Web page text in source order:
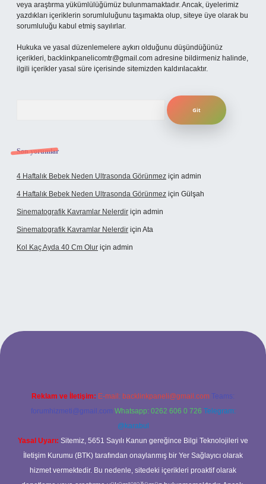
veya araştırma yükümlülüğümüz bulunmamaktadır. Ancak, üyelerimiz
yazdıkları içeriklerin sorumluluğunu taşımakta olup, siteye üye olarak bu
sorumluluğu kabul etmiş sayılırlar.
Hukuka ve yasal düzenlemelere aykırı olduğunu düşündüğünüz
içerikleri, backlinkpanelicomtr@gmail.com adresine bildirmeniz halinde,
ilgili içerikler yasal süre içerisinde sitemizden kaldırılacaktır.
Son yorumlar
4 Haftalık Bebek Neden Ultrasonda Görünmez için admin
4 Haftalık Bebek Neden Ultrasonda Görünmez için Gülşah
Sinematografik Kavramlar Nelerdir için admin
Sinematografik Kavramlar Nelerdir için Ata
Kol Kaç Ayda 40 Cm Olur için admin
Reklam ve İletişim: E-mail: backlinkpaneli@gmail.com Teams:
forumhizmeti@gmail.com Whatsapp: 0262 606 0 726 Telegram:
@karabul
Yasal Uyarı: Sitemiz, 5651 Sayılı Kanun gereğince Bilgi Teknolojileri ve
İletişim Kurumu (BTK) tarafından onaylanmış bir Yer Sağlayıcı olarak
hizmet vermektedir. Bu nedenle, sitedeki içerikleri proaktif olarak